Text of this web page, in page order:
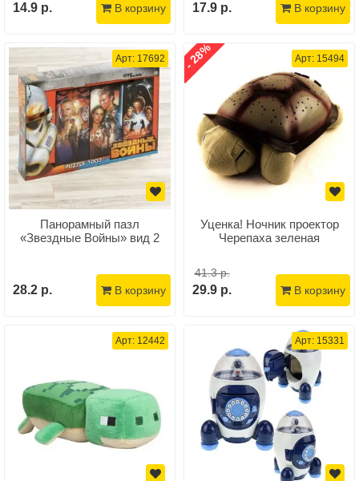
14.9 р. В корзину 17.9 р. В корзину
Арт: 17692
Панорамный пазл
«Звездные Войны» вид 2
28.2 р. В корзину
Арт: 15494
Уценка! Ночник проектор
Черепаха зеленая
41.3 р.
29.9 р.
- 28%
В корзину
Арт: 12442 Арт: 15331